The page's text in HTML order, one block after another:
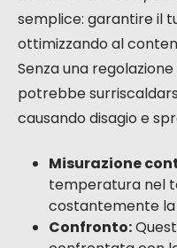
semplice: garantire il
ottimizzando al
Senza una
potrebbe
causando disagio e
Misurazione
temperatura nel
costantemente
Confronto: